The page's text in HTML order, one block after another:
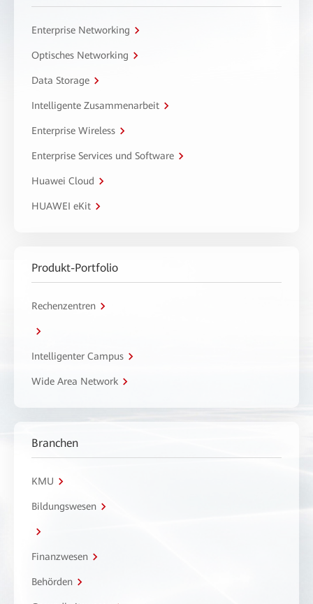
Enterprise Networking
Optisches Networking
Data Storage
Intelligente Zusammenarbeit
Enterprise Wireless
Enterprise Services und Software
Huawei Cloud
HUAWEI eKit
Produkt-Portfolio
Rechenzentren
Intelligenter Campus
Wide Area Network
Branchen
KMU
Bildungswesen
Finanzwesen
Behörden